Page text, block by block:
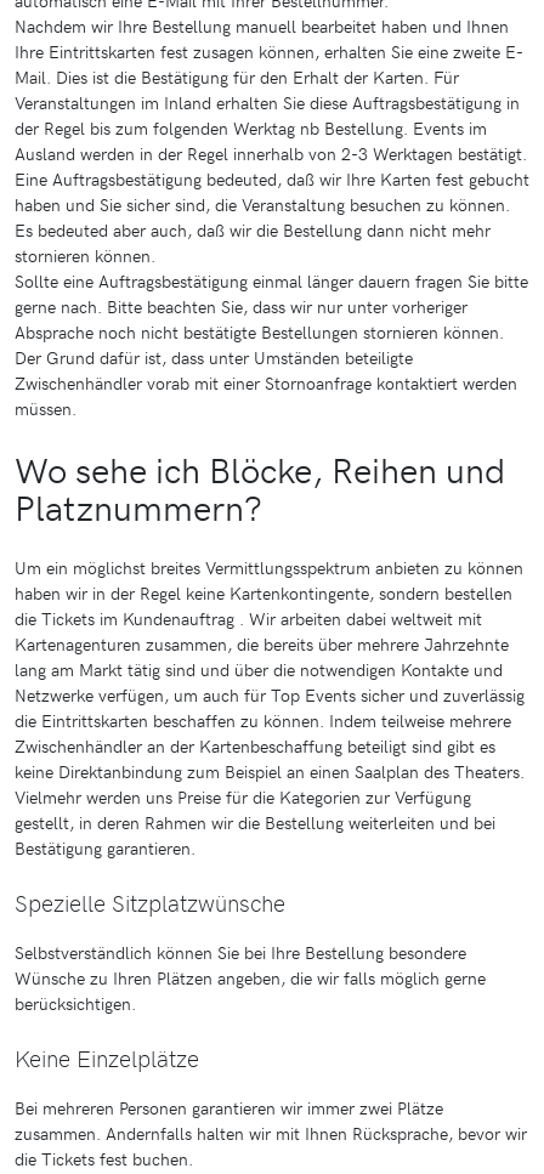
Nachdem wir Ihre Bestellung manuell bearbeitet haben und Ihnen
Ihre Eintrittskarten fest zusagen können, erhalten Sie eine zweite E-
Mail. Dies ist die Bestätigung für den Erhalt der Karten. Für
Veranstaltungen im Inland erhalten Sie diese Auftragsbestätigung in
der Regel bis zum folgenden Werktag nb Bestellung. Events im
Ausland werden in der Regel innerhalb von 2-3 Werktagen bestätigt.
Eine Auftragsbestätigung bedeuted, daß wir Ihre Karten fest gebucht
haben und Sie sicher sind, die Veranstaltung besuchen zu können.
Es bedeuted aber auch, daß wir die Bestellung dann nicht mehr
stornieren können.
Sollte eine Auftragsbestätigung einmal länger dauern fragen Sie bitte
gerne nach. Bitte beachten Sie, dass wir nur unter vorheriger
Absprache noch nicht bestätigte Bestellungen stornieren können.
Der Grund dafür ist, dass unter Umständen beteiligte
Zwischenhändler vorab mit einer Stornoanfrage kontaktiert werden
müssen.
Wo sehe ich Blöcke, Reihen und
Platznummern?
Um ein möglichst breites Vermittlungsspektrum anbieten zu können
haben wir in der Regel keine Kartenkontingente, sondern bestellen
die Tickets im Kundenauftrag . Wir arbeiten dabei weltweit mit
Kartenagenturen zusammen, die bereits über mehrere Jahrzehnte
lang am Markt tätig sind und über die notwendigen Kontakte und
Netzwerke verfügen, um auch für Top Events sicher und zuverlässig
die Eintrittskarten beschaffen zu können. Indem teilweise mehrere
Zwischenhändler an der Kartenbeschaffung beteiligt sind gibt es
keine Direktanbindung zum Beispiel an einen Saalplan des Theaters.
Vielmehr werden uns Preise für die Kategorien zur Verfügung
gestellt, in deren Rahmen wir die Bestellung weiterleiten und bei
Bestätigung garantieren.
Spezielle Sitzplatzwünsche
Selbstverständlich können Sie bei Ihre Bestellung besondere
Wünsche zu Ihren Plätzen angeben, die wir falls möglich gerne
berücksichtigen.
Keine Einzelplätze
Bei mehreren Personen garantieren wir immer zwei Plätze
zusammen. Andernfalls halten wir mit Ihnen Rücksprache, bevor wir
die Tickets fest buchen.